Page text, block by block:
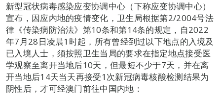
新型冠状病毒感染应变协调中心（下称应变协调中心）
宣布，因应内地的疫情变化，卫生局根据第2/2004号法
律《传染病防治法》第10条和第14条的规定，自2022
年7月28日凌晨1时起，所有曾经到过以下地点的入境及
已入境人士，须按照卫生当局的要求在指定地点接受医
学观察至离开当地后10天，但最短不少于7天，并在离
开当地后14天当天再接受1次新冠病毒核酸检测结果为
阴性后，才可经澳门前往中国内地：